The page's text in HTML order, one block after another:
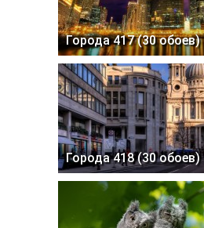
Города 417 (30 обоев)
Города 418 (30 обоев)